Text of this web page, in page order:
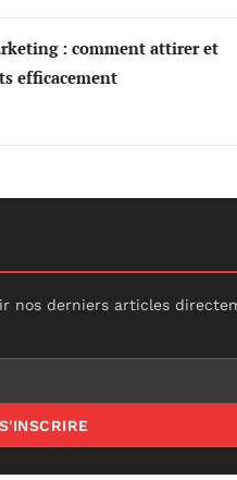
: comment attirer et
efficacement
nos derniers articles
S'INSCRIRE